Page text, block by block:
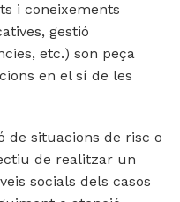
i coneixements
gestió
etc.) son peça
en el sí de les
de situacions de risc o
de realitzar un
socials dels casos